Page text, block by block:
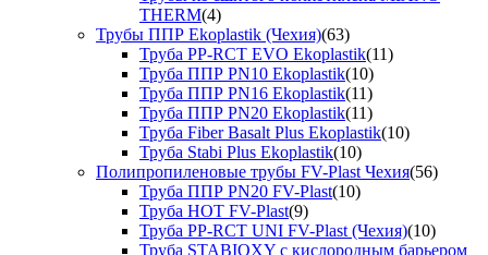
THERM(4)
Трубы ППР Ekoplastik (Чехия)(63)
Труба PP-RCT EVO Ekoplastik(11)
Труба ППР PN10 Ekoplastik(10)
Труба ППР PN16 Ekoplastik(11)
Труба ППР PN20 Ekoplastik(11)
Труба Fiber Basalt Plus Ekoplastik(10)
Труба Stabi Plus Ekoplastik(10)
Полипропиленовые трубы FV-Plast Чехия(56)
Труба ППР PN20 FV-Plast(10)
Труба HOT FV-Plast(9)
Труба PP-RCT UNI FV-Plast (Чехия)(10)
Труба STABIOXY с кислородным барьером